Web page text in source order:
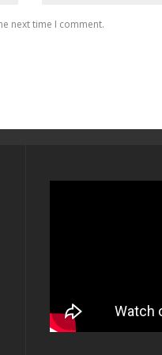
next time I comment.